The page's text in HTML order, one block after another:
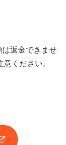
返金できませ
ください。